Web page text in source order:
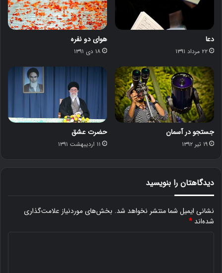
دعا
۲۲ مرداد ۱۳۹۱
هوای دو نفره
۱۸ دی ۱۳۹۱
جستجو در آسمان
۱۹ تیر ۱۳۹۲
حضرت عشق
۱۱ اردیبهشت ۱۳۹۱
دیدگاهتان را بنویسید
نشانی ایمیل شما منتشر نخواهد شد. بخش‌های موردنیاز علامت‌گذاری
شده‌اند *